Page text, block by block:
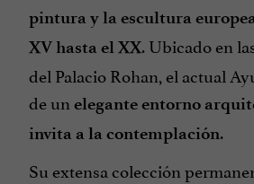
pintura y la escultura
XV hasta el XX. Ubicado en
del Palacio Rohan, el actual
de un elegante entorno
invita a la contemplación.
Su extensa colección